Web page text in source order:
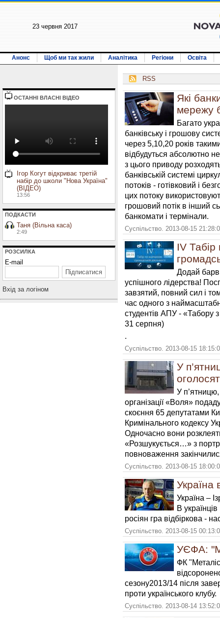
23 червня 2017
Анонс Щоб ми так жили Аналітика Регіони Освіта
ОСТАННI ВЛАСНI ВIДЕО
Ігор Когут відкриває третій
набір до школи "Нова Україна"
(ВІДЕО)
13:56
ПОДКАСТИ
Таня (Вільна каса)
2:49
РОЗСИЛКА
E-mail
Вхiд за логiном
RSS
Які
мережу
Багато
банківську і грошову
через 5,10,20 років
відбудуться абсолютно
з цього приводу
банківській системі
потоків - готівковий і
цих потоку
грошовий потік в інший
банкомати і термінали.
Суспільство. 2013-08-15
IV Табір
Додай барв
успішного лідерства!
завзятий, повний сил і
час одного з
студентів АПУ - «Табору
31 серпня)
.
Суспільство. 2013-08-15
У
У
організації «Воля»
скоєння 65 депутатами
Кримінального кодексу
Одночасно вони
«Розшукується…» з
повноваження
Суспільство. 2013-08-15
Україна
Україна –
В
росіян гра відбіркова -
Суспільство. 2013-08-15
УЄФА:
ФК
сезону2013/14 після
проти українського клубу.
Суспільство. 2013-08-14